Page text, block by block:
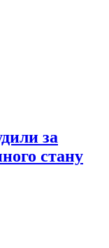
за
стану